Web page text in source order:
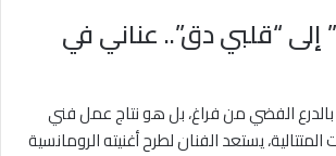
“قلبي دق”.. عناني في
بالدرع الفضي من فراغ، بل هو نتاج عمل فني
يستعد الفنان لطرح أغنيته الرومانسية